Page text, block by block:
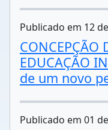
Publicado em 12
CONCEPÇÃO
EDUCAÇÃO
de um novo
Publicado em 01